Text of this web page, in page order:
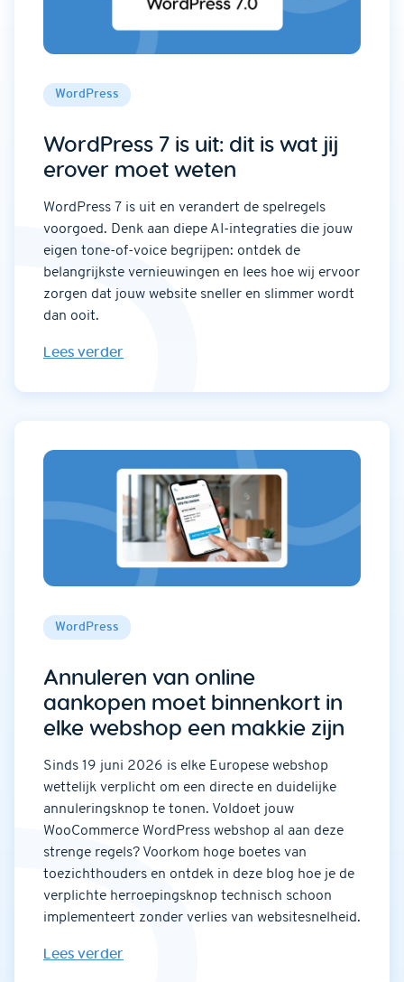
WordPress
WordPress 7 is uit: dit is wat jij
erover moet weten
WordPress 7 is uit en verandert de spelregels
voorgoed. Denk aan diepe AI-integraties die jouw
eigen tone-of-voice begrijpen: ontdek de
belangrijkste vernieuwingen en lees hoe wij ervoor
zorgen dat jouw website sneller en slimmer wordt
dan ooit.
Lees verder
WordPress
Annuleren van online
aankopen moet binnenkort in
elke webshop een makkie zijn
Sinds 19 juni 2026 is elke Europese webshop
wettelijk verplicht om een directe en duidelijke
annuleringsknop te tonen. Voldoet jouw
WooCommerce WordPress webshop al aan deze
strenge regels? Voorkom hoge boetes van
toezichthouders en ontdek in deze blog hoe je de
verplichte herroepingsknop technisch schoon
implementeert zonder verlies van websitesnelheid.
Lees verder